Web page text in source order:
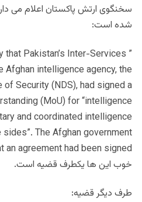
سخنگوى ارتش پاكستان اعلام مى
شده است:
that Pakistan’s Inter-Services
Afghan intelligence agency, the
of Security (NDS), had signed a
(MoU) for “intelligence
and coordinated intelligence
The Afghan government
agreement had been signed”)
خوب اين ها يكطرف قضيه است.
طرف ديگر قضيه: